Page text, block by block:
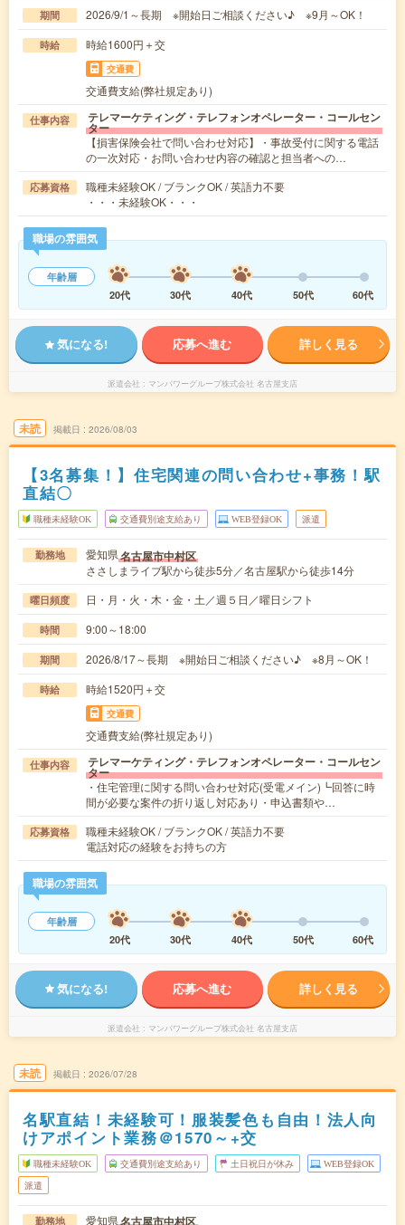
期間 2026/9/1～長期 ※開始日ご相談ください♪ ※9月～OK！
時給 時給1600円＋交
交通費
交通費支給(弊社規定あり)
仕事内容 テレマーケティング・テレフォンオペレーター・コールセン
ター
【損害保険会社で問い合わせ対応】・事故受付に関する電話
の一次対応・お問い合わせ内容の確認と担当者への…
応募資格
職種未経験OK / ブランクOK / 英語力不要
・・・未経験OK・・・
職場の雰囲気
年齢層
20代
30代 40代 50代 60代
気になる! 応募へ進む 詳しく見る
派遣会社 マンパワーグループ株式会社 名古屋支店
未読 掲載日 2026/08/03
【3名募集！】住宅関連の問い合わせ+事務！駅
直結〇
職種未経験OK 交通費別途支給あり WEB登録OK 派遣
勤務地 愛知県名古屋市中村区
ささしまライブ駅から徒歩5分／名古屋駅から徒歩14分
曜日頻度 日・月・火・木・金・土／週５日／曜日シフト
時間 9:00～18:00
期間 2026/8/17～長期 ※開始日ご相談ください♪ ※8月～OK！
時給 時給1520円＋交
交通費
交通費支給(弊社規定あり)
仕事内容 テレマーケティング・テレフォンオペレーター・コールセン
ター
・住宅管理に関する問い合わせ対応(受電メイン)┗回答に時
間が必要な案件の折り返し対応あり・申込書類や…
応募資格
職種未経験OK / ブランクOK / 英語力不要
電話対応の経験をお持ちの方
職場の雰囲気
年齢層
20代
30代 40代 50代 60代
気になる! 応募へ進む 詳しく見る
派遣会社 マンパワーグループ株式会社 名古屋支店
未読 掲載日 2026/07/28
名駅直結！未経験可！服装髪色も自由！法人向
けアポイント業務＠1570～+交
職種未経験OK 交通費別途支給あり 土日祝日が休み WEB登録OK
派遣
勤務地 愛知県名古屋市中村区